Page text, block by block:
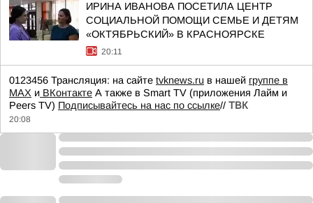
ИРИНА ИВАНОВА ПОСЕТИЛА ЦЕНТР
СОЦИАЛЬНОЙ ПОМОЩИ СЕМЬЕ И ДЕТЯМ
«ОКТЯБРЬСКИЙ» В КРАСНОЯРСКЕ
20:11
0123456 Трансляция: на сайте tvknews.ru в нашей группе в
МАХ и ВКонтакте А также в Smart TV (приложения Лайм и
Peers TV) Подписывайтесь на нас по ссылке// ТВК
20:08